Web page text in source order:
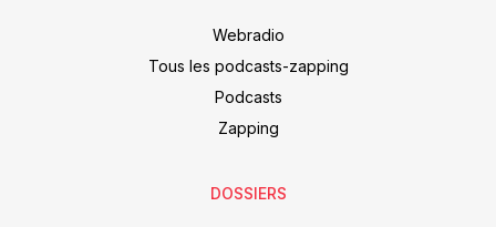
Webradio
Tous les podcasts-zapping
Podcasts
Zapping
DOSSIERS